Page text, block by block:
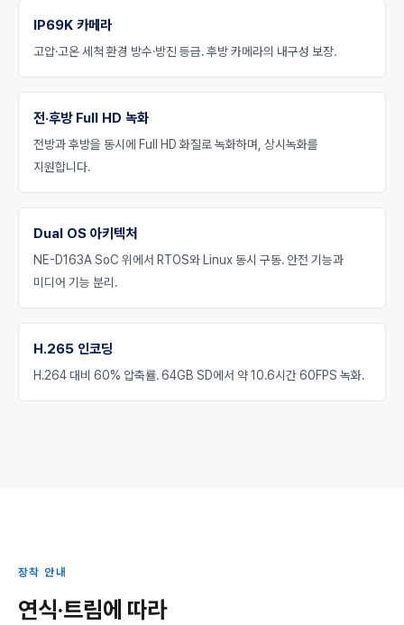
IP69K 카메라
고압·고온 세척 환경 방수·방진 등급. 후방 카메라의 내구성 보장.
전·후방 Full HD 녹화
전방과 후방을 동시에 Full HD 화질로 녹화하며, 상시녹화를
지원합니다.
Dual OS 아키텍처
NE-D163A SoC 위에서 RTOS와 Linux 동시 구동. 안전 기능과
미디어 기능 분리.
H.265 인코딩
H.264 대비 60% 압축률. 64GB SD에서 약 10.6시간 60FPS 녹화.
장착 안내
연식·트림에 따라